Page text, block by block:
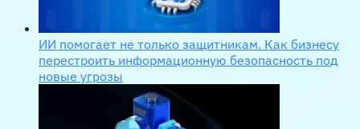
ИИ помогает не только защитникам. Как бизнесу
перестроить информационную безопасность под
новые угрозы